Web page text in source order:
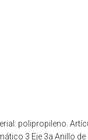
polipropileno.
3 Eje 3a Anillo